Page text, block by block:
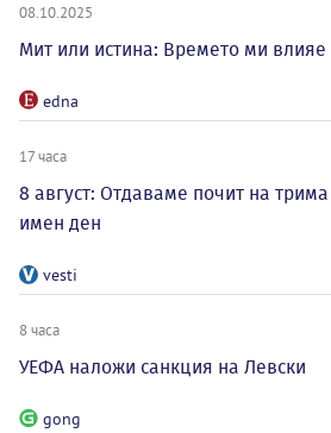
08.10.2025
Мит или истина: Времето ми влияе
edna
17 часа
8 август: Отдаваме почит на
имен ден
vesti
8 часа
УЕФА наложи санкция на Левски
gong